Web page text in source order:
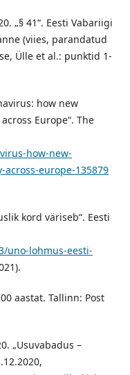
„§ 41“. Eesti Vabariigi
(viies, parandatud
Ülle et al.: punktid 1-
how new
Europe“. The
how-new-
europe-135879
kord väriseb“. Eesti
uno-lohmus-eesti-
aastat. Tallinn: Post
„Usuvabadus –